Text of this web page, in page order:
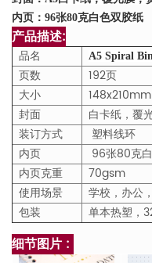
内页：96张80克白色双胶纸
产品描述:
品名 A5 Spiral
页数
192页
大小
148x210mm
封面
白卡纸，覆
装订方式
塑料线环
内页
96张80克
内页克重
70gsm
使用场景
学校，办公
包装
单本热塑，
细节图片 :